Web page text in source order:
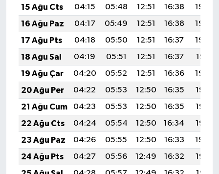
15 Ağu Cts
04:15 05:48 12:51 16:38
19:45
16 Ağu Paz
04:17 05:49 12:51 16:38
19:43
17 Ağu Pts
04:18 05:50 12:51 16:37
19:42
18 Ağu Sal
04:19 05:51 12:51 16:37
19:41
19 Ağu Çar
04:20 05:52 12:51 16:36
19:39
20 Ağu Per
04:22 05:53 12:50 16:35
19:38
21 Ağu Cum
04:23 05:53 12:50 16:35
19:37
22 Ağu Cts
04:24 05:54 12:50 16:34
19:35
23 Ağu Paz
04:26 05:55 12:50 16:33
19:34
24 Ağu Pts
04:27 05:56 12:49 16:32
19:32